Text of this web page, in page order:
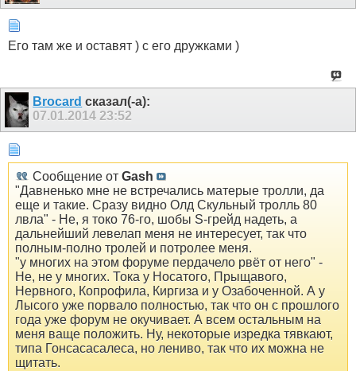
Его там же и оставят ) с его дружками )
Brocard сказал(-а):
07.01.201423:52
Сообщение от Gash
"Давненько мне не встречались матерые тролли, да
еще и такие. Сразу видно Олд Скульный тролль 80
лвла" - Не, я токо 76-го, шобы S-грейд надеть, а
дальнейший левелап меня не интересует, так что
полным-полно тролей и потролее меня.
"у многих на этом форуме пердачело рвёт от него" -
Не, не у многих. Тока у Носатого, Прыщавого,
Нервного, Копрофила, Киргиза и у Озабоченной. А у
Лысого уже порвало полностью, так что он с прошлого
года уже форум не окучивает. А всем остальным на
меня ваще положить. Ну, некоторые изредка тявкают,
типа Гонсасасалеса, но лениво, так что их можна не
щитать.